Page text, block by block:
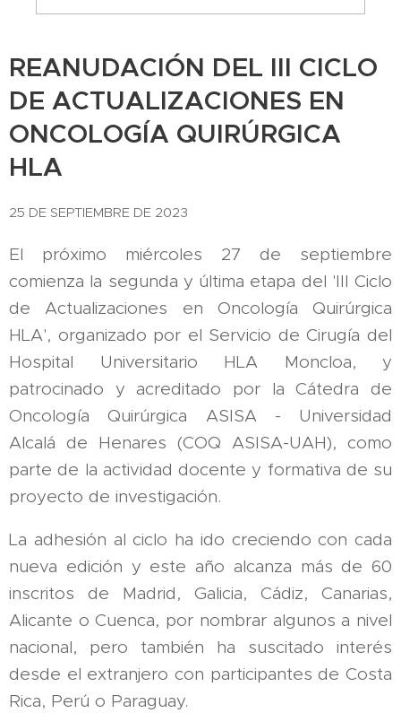
REANUDACIÓN DEL III CICLO
DE ACTUALIZACIONES EN
ONCOLOGÍA QUIRÚRGICA
HLA
25 DE SEPTIEMBRE DE 2023
El próximo miércoles 27 de septiembre
comienza la segunda y última etapa del 'III Ciclo
de Actualizaciones en Oncología Quirúrgica
HLA', organizado por el Servicio de Cirugía del
Hospital Universitario HLA Moncloa, y
patrocinado y acreditado por la Cátedra de
Oncología Quirúrgica ASISA - Universidad
Alcalá de Henares (COQ ASISA-UAH), como
parte de la actividad docente y formativa de su
proyecto de investigación.
La adhesión al ciclo ha ido creciendo con cada
nueva edición y este año alcanza más de 60
inscritos de Madrid, Galicia, Cádiz, Canarias,
Alicante o Cuenca, por nombrar algunos a nivel
nacional, pero también ha suscitado interés
desde el extranjero con participantes de Costa
Rica, Perú o Paraguay.